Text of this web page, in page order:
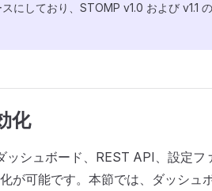
にしており、STOMP v1.0 および v1.1
化
ッシュボード、REST API、設定フ
が可能です。本節では、ダッシュ